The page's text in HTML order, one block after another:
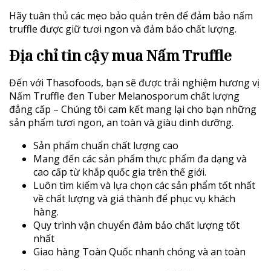
Hãy tuân thủ các mẹo bảo quản trên để đảm bảo nấm
truffle được giữ tươi ngon và đảm bảo chất lượng.
Địa chỉ tin cậy mua Nấm Truffle
Đến với Thasofoods, bạn sẽ được trải nghiệm hương vị
Nấm Truffle đen Tuber Melanosporum chất lượng
đẳng cấp – Chúng tôi cam kết mang lại cho bạn những
sản phẩm tươi ngon, an toàn và giàu dinh dưỡng.
Sản phẩm chuẩn chất lượng cao
Mang đến các sản phẩm thực phẩm đa dạng và
cao cấp từ khắp quốc gia trên thế giới.
Luôn tìm kiếm và lựa chọn các sản phẩm tốt nhất
về chất lượng và giá thành để phục vụ khách
hàng.
Quy trình vận chuyển đảm bảo chất lượng tốt
nhất
Giao hàng Toàn Quốc nhanh chóng và an toàn